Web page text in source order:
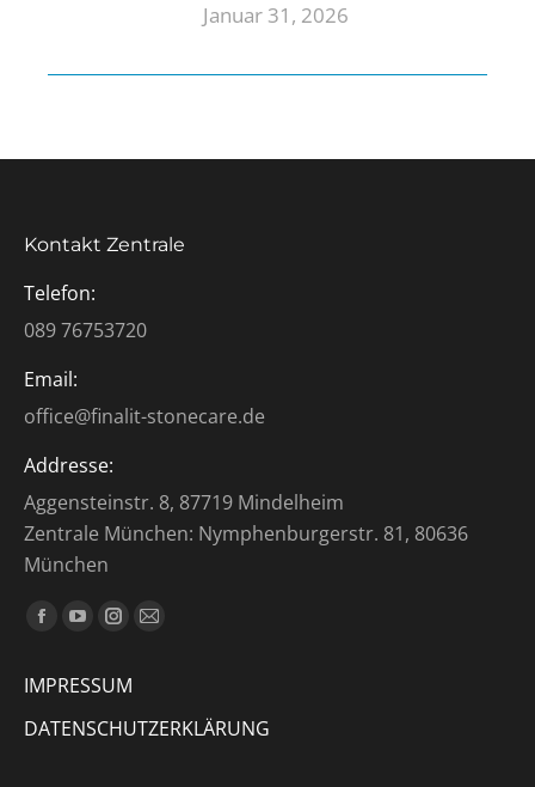
Januar 31, 2026
Kontakt Zentrale
Telefon:
089 76753720
Email:
office@finalit-stonecare.de
Addresse:
Aggensteinstr. 8, 87719 Mindelheim
Zentrale München: Nymphenburgerstr. 81, 80636
München
Finden Sie uns auf:
Facebook
opens
in
YouTube
opens
in
Instagram
opens
in
E-
opens
IMPRESSUM
DATENSCHUTZERKLÄRUNG